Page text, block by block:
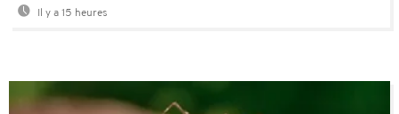
Il y a 15 heures